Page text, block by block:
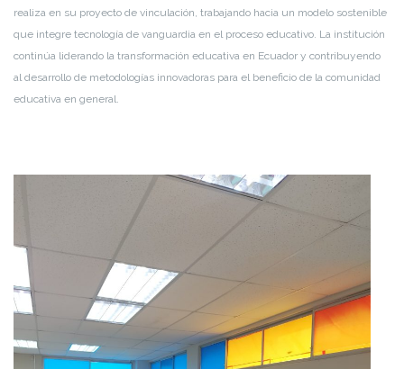
realiza en su proyecto de vinculación, trabajando hacia un modelo sostenible
que integre tecnología de vanguardia en el proceso educativo. La institución
continúa liderando la transformación educativa en Ecuador y contribuyendo
al desarrollo de metodologías innovadoras para el beneficio de la comunidad
educativa en general.